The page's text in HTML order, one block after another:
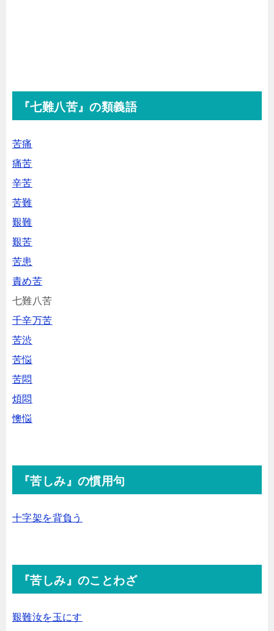
『七難八苦』の類義語
苦痛
痛苦
辛苦
苦難
艱難
艱苦
苦患
責め苦
七難八苦
千辛万苦
苦渋
苦悩
苦悶
煩悶
懊悩
『苦しみ』の慣用句
十字架を背負う
『苦しみ』のことわざ
艱難汝を玉にす